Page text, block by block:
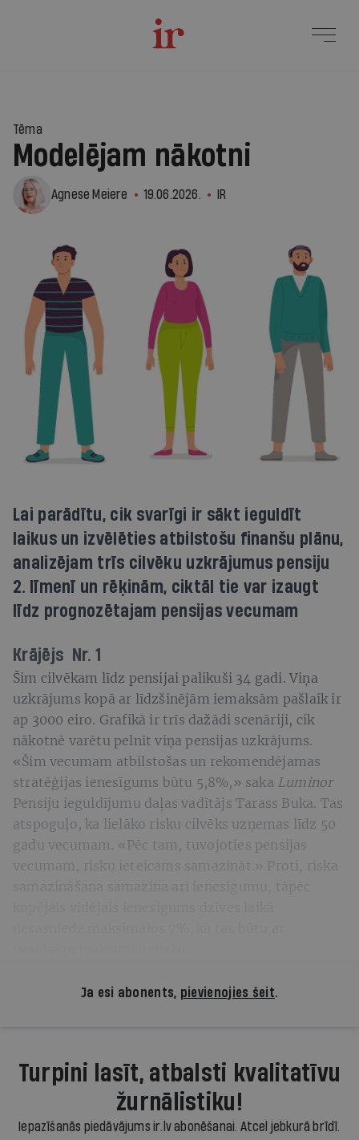
Tēma
Modelējam nākotni
Agnese Meiere 19.06.2026. IR
Lai parādītu, cik svarīgi ir sākt ieguldīt
laikus un izvēlēties atbilstošu finanšu plānu,
analizējam trīs cilvēku uzkrājumus pensiju
2. līmenī un rēķinām, ciktāl tie var izaugt
līdz prognozētajam pensijas vecumam
Krājējs Nr. 1
Šim cilvēkam līdz pensijai palikuši 34 gadi. Viņa
uzkrājums kopā ar līdzšinējām iemaksām pašlaik ir
ap 3000 eiro. Grafikā ir trīs dažādi scenāriji, cik
nākotnē varētu pelnīt viņa pensijas uzkrājums.
«Šim vecumam atbilstošas un rekomendējamas
stratēģijas ienesīgums būtu 5,8%,» saka Luminor
Pensiju ieguldījumu daļas vadītājs Tarass Buka. Tas
atspoguļo, ka lielāko risku cilvēks uzņemas līdz 50
gadu vecumam. «Pēc tam, tuvojoties pensijas
vecumam, risku ieteicams samazināt.» Proti, riska
Ja esi abonents, pievienojies šeit.
Turpini lasīt, atbalsti kvalitatīvu
žurnālistiku!
Iepazīšanās piedāvājums ir.lv abonēšanai. Atcel jebkurā brīdī.